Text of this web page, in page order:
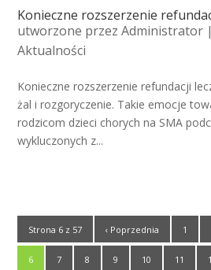
Konieczne rozszerzenie
utworzone przezAdministrator
Aktualności
Konieczne rozszerzenie refundacji
żal i rozgoryczenie. Takie emocje
rodzicom dzieci chorych na SMA
wykluczonych z...
Strona 6 z 57 ‹ Poprzednia 1
6 7 8 9 10 11